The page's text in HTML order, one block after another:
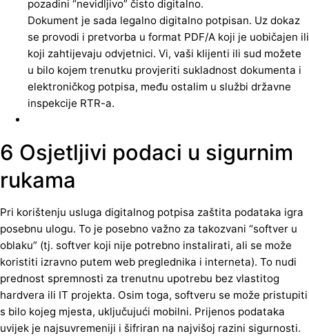
pozadini “nevidljivo” čisto digitalno.
Dokument je sada legalno digitalno potpisan. Uz dokaz
se provodi i pretvorba u format PDF/A koji je uobičajen ili
koji zahtijevaju odvjetnici. Vi, vaši klijenti ili sud možete
u bilo kojem trenutku provjeriti sukladnost dokumenta i
elektroničkog potpisa, među ostalim u službi državne
inspekcije RTR-a.
6 Osjetljivi podaci u sigurnim
rukama
Pri korištenju usluga digitalnog potpisa zaštita podataka igra
posebnu ulogu. To je posebno važno za takozvani “softver u
oblaku” (tj. softver koji nije potrebno instalirati, ali se može
koristiti izravno putem web preglednika i interneta). To nudi
prednost spremnosti za trenutnu upotrebu bez vlastitog
hardvera ili IT projekta. Osim toga, softveru se može pristupiti
s bilo kojeg mjesta, uključujući mobilni. Prijenos podataka
uvijek je najsuvremeniji i šifriran na najvišoj razini sigurnosti.